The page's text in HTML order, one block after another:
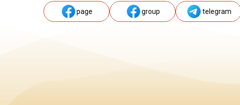
page group telegram